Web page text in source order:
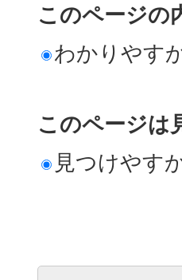
このページの
わかりやす
このページは
見つけやす